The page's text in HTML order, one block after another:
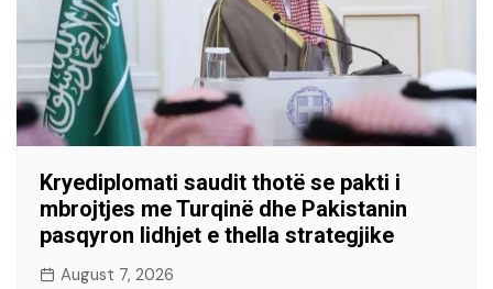
Kryediplomati saudit thotë se pakti i
mbrojtjes me Turqinë dhe Pakistanin
pasqyron lidhjet e thella strategjike
August 7, 2026